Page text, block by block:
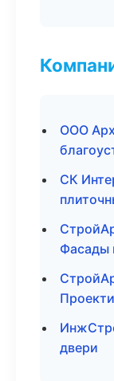
ООО
СК
Фасады
двери